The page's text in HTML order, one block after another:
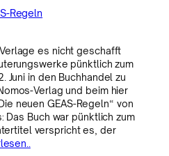
Regeln
es nicht geschafft
pünktlich zum
Juni in den Buchhandel zu
Verlag und beim hier
neuen GEAS-Regeln“ von
Das Buch war pünktlich zum
verspricht es, der